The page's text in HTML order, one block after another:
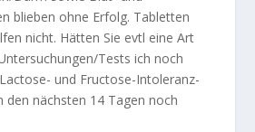
blieben ohne Erfolg. Tabletten
nicht. Hätten Sie evtl eine Art
Tests ich noch
und Fructose-Intoleranz-
den nächsten 14 Tagen noch